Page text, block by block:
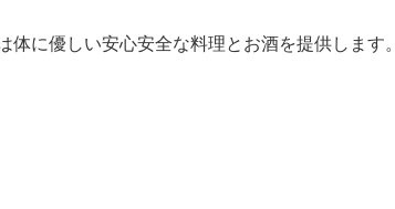
に優しい安心安全な料理とお酒を提供します。